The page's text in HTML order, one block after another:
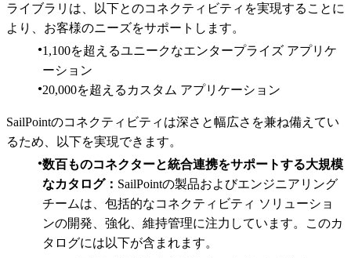
ライブラリは、以下とのコネクティビティを実現することに
より、お客様のニーズをサポートします。
1,100を超えるユニークなエンタープライズ アプリケ
ーション
20,000を超えるカスタム アプリケーション
SailPointのコネクティビティは深さと幅広さを兼ね備えてい
るため、以下を実現できます。
数百ものコネクターと統合連携をサポートする大規模
なカタログ： SailPointの製品およびエンジニアリング
チームは、包括的なコネクティビティ ソリューショ
ンの開発、強化、維持管理に注力しています。このカ
タログには以下が含まれます。